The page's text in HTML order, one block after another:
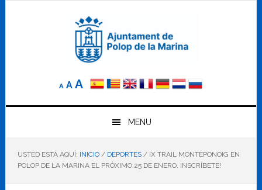
A
Reducir
elA Tamaño
AAumentar
el
tamaño
letra
MENU
USTED ESTÁ AQUÍ: INICIO / DEPORTES /IX TRAIL MONTEPONOIG EN
POLOP DE LA MARINA EL PRÓXIMO 25 DE ENERO. INSCRÍBETE!